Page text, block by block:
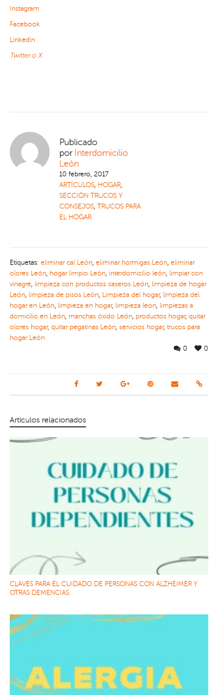
Instagram
Facebook
Linkedin
Twitter o X
Publicado
por Interdomicilio
León
10 febrero, 2017
ARTÍCULOS, HOGAR,
SECCIÓN TRUCOS Y
CONSEJOS, TRUCOS PARA
EL HOGAR
Etiquetas: eliminar cal León, eliminar hormigas León, eliminar
olores León, hogar limpio León, interdomicilio león, limpiar con
vinagre, limpieza con productos caseros León, limpieza de hogar
León, limpieza de pisos León, Limpieza del hogar, limpieza del
hogar en León, limpieza en hogar, limpieza leon, limpiezas a
domicilio en León, manchas óxido León, productos hogar, quitar
olores hogar, quitar pegatinas León, servicios hogar, trucos para
hogar León
0
0
Artículos relacionados
CLAVES PARA EL CUIDADO DE PERSONAS CON ALZHEIMER Y
OTRAS DEMENCIAS.